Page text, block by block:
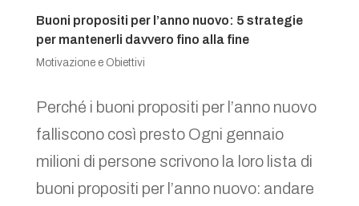
Buoni propositi per l’anno nuovo: 5 strategie
per mantenerli davvero fino alla fine
Motivazione e Obiettivi
Perché i buoni propositi per l’anno nuovo
falliscono così presto Ogni gennaio
milioni di persone scrivono la loro lista di
buoni propositi per l’anno nuovo: andare